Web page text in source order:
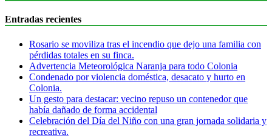
Entradas recientes
Rosario se moviliza tras el incendio que dejo una familia con
pérdidas totales en su finca.
Advertencia Meteorológica Naranja para todo Colonia
Condenado por violencia doméstica, desacato y hurto en
Colonia.
Un gesto para destacar: vecino repuso un contenedor que
había dañado de forma accidental
Celebración del Día del Niño con una gran jornada solidaria y
recreativa.